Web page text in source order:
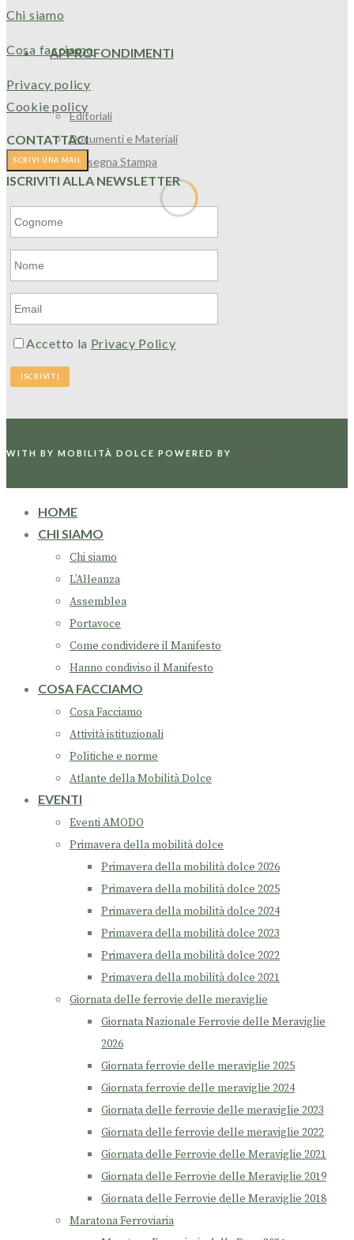
APPROFONDIMENTI
Editoriali
Documenti e Materiali
Rassegna Stampa
IDEE DI VIAGGIO
Chi siamo
Cosa facciamo
Privacy policy
Cookie policy
CONTATTACI
ISCRIVITI ALLA NEWSLETTER
Accetto la Privacy Policy
WITH BY MOBILITÀ DOLCE POWERED BY
HOME
CHI SIAMO
Chi siamo
L’Alleanza
Assemblea
Portavoce
Come condividere il Manifesto
Hanno condiviso il Manifesto
COSA FACCIAMO
Cosa Facciamo
Attività istituzionali
Politiche e norme
Atlante della Mobilità Dolce
EVENTI
Eventi AMODO
Primavera della mobilità dolce
Primavera della mobilità dolce 2026
Primavera della mobilità dolce 2025
Primavera della mobilità dolce 2024
Primavera della mobilità dolce 2023
Primavera della mobilità dolce 2022
Primavera della mobilità dolce 2021
Giornata delle ferrovie delle meraviglie
Giornata Nazionale Ferrovie delle Meraviglie
2026
Giornata ferrovie delle meraviglie 2025
Giornata ferrovie delle meraviglie 2024
Giornata delle ferrovie delle meraviglie 2023
Giornata delle ferrovie delle meraviglie 2022
Giornata delle Ferrovie delle Meraviglie 2021
Giornata delle Ferrovie delle Meraviglie 2019
Giornata delle Ferrovie delle Meraviglie 2018
Maratona Ferroviaria